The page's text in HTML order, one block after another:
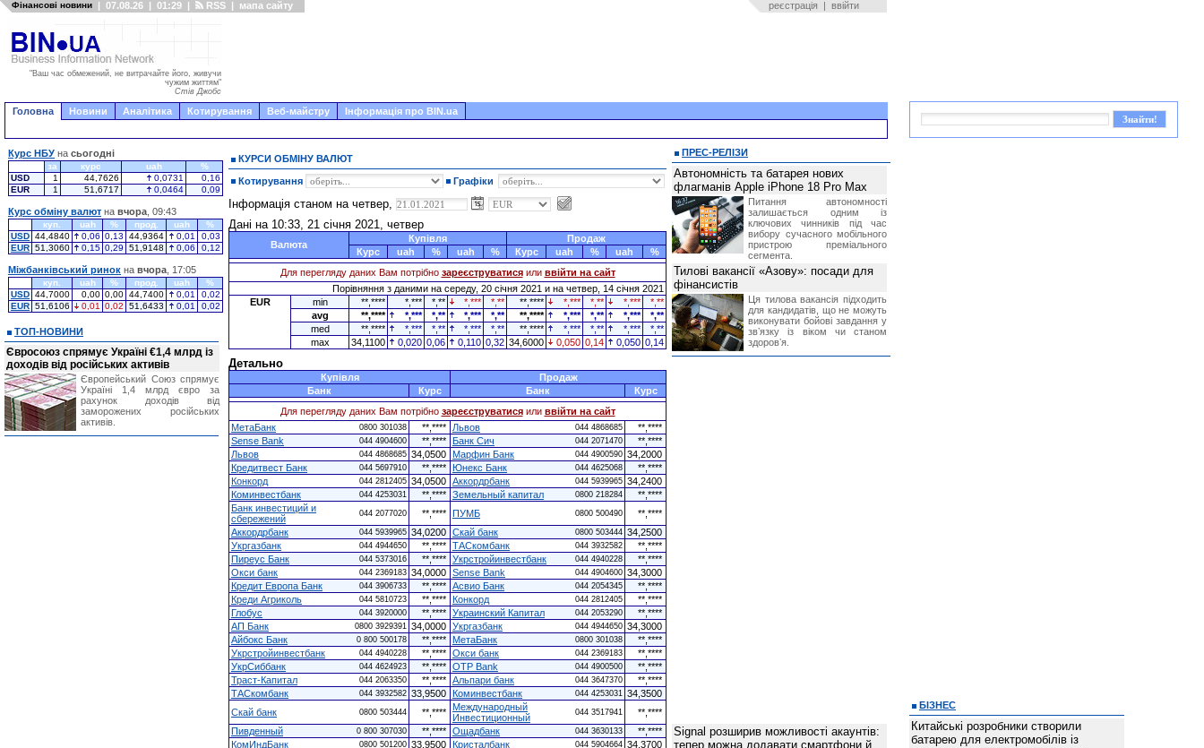
Фінансові новини | 07.08.26 | 01:29 | RSS | мапа сайту реєстрація | ввійти
"Ваш час обмежений, не витрачайте його, живучи
чужим життям"
Стів Джобс
Головна Новини Аналітика Котирування Веб-майстру Інформація про BIN.ua
КУРСИ ОБМІНУ ВАЛЮТ
Котирування Графіки
Інформація станом на четвер,
Дані на 10:33, 21 січня 2021, четвер
Валюта
Купівля
Продаж
Курс
uah % uah % Курс uah % uah
%
Для перегляду даних Вам потрібно зареєструватисяили ввійти на сайт
Порівняння з даними на середу, 20 січня 2021 и на четвер, 14 січня 2021
EUR
min **,**** *,*** *,** *,*** *,** **,**** *,*** *,** *,***
*,**
avg
**,**** *,*** *,** *,*** *,** **,**** *,*** *,** *,***
*,**
med
**,**** *,*** *,** *,*** *,** **,**** *,*** *,** *,***
*,**
max
34,1100 0,020 0,06 0,110 0,32 34,6000 0,050 0,14 0,050 0,14
Детально
Купівля
Продаж
Банк
Курс Банк
Курс
Для перегляду даних Вам потрібно зареєструватисяили ввійти на сайт
МетаБанк
0800 301038 **,**** Львов 044 4868685
**,****
Sense Bank
044 4904600 **,**** Банк Сич 044 2071470
**,****
Львов
044 4868685 34,0500 Марфин Банк 044 4900590 34,2000
Кредитвест Банк
044 5697910 **,**** Юнекс Банк 044 4625068
**,****
Конкорд
044 2812405 34,0500 Аккордрбанк 044 5939965 34,2400
Коминвестбанк
044 4253031 **,**** Земельный капитал 0800 218284
**,****
Банк инвестиций и
сбережений
044 2077020 **,**** ПУМБ 0800 500490
**,****
Аккордрбанк
044 5939965 34,0200 Скай банк 0800 503444 34,2500
Укргазбанк
044 4944650 **,**** ТАСкомбанк 044 3932582
**,****
Пиреус Банк
044 5373016 **,**** Укрстройинвестбанк 044 4940228
**,****
Окси банк
044 2369183 34,0000 Sense Bank 044 4904600 34,3000
Кредит Европа Банк
044 3906733 **,**** Асвио Банк 044 2054345
**,****
Креди Агриколь
044 5810723 **,**** Конкорд 044 2812405
**,****
Глобус
044 3920000 **,**** Украинский Капитал 044 2053290
**,****
АП Банк
0800 3929391 34,0000 Укргазбанк 044 4944650 34,3000
Айбокс Банк
0 800 500178 **,**** МетаБанк 0800 301038
**,****
Укрстройинвестбанк
044 4940228 **,**** Окси банк 044 2369183
**,****
УкрСиббанк
044 4624923 **,**** OTP Bank 044 4900500
**,****
Траст-Капитал
044 2063350 **,**** Альпари банк 044 3647370
**,****
ТАСкомбанк
044 3932582 33,9500 Коминвестбанк 044 4253031 34,3500
Скай банк
0800 503444 **,**** Международный
Инвестиционный
044 3517941
**,****
Пивденный
0 800 307030 **,**** Ощадбанк 044 3630133
**,****
КомИндБанк
0800 501200 33,9500 Кристалбанк 044 5904664 34,3700
Курс НБУ на сьогодні
за курс uah
%
USD
1 44,7626 0,0731
0,16
EUR
1 51,6717 0,0464 0,09
Курс обміну валют на вчора , 09:43
куп. uah % прод. uah
%
USD 44,4840 0,06 0,13 44,9364 0,01
0,03
EUR 51,3060 0,15 0,29 51,9148 0,06 0,12
Міжбанківський ринок на вчора , 17:05
куп. uah % прод. uah
%
USD 44,7000 0,00 0,00 44,7400 0,01
0,02
EUR 51,6106 0,01 0,02 51,6433 0,01 0,02
ТОП-НОВИНИ
Євросоюз спрямує Україні €1,4 млрд із
доходів від російських активів
Європейський Союз спрямує
Україні 1,4 млрд євро за
рахунок доходів від
заморожених російських
активів.
ПРЕС-РЕЛІЗИ
Автономність та батарея нових
флагманів Apple iPhone 18 Pro Max
Питання автономності
залишається одним із
ключових чинників під час
вибору сучасного мобільного
пристрою преміального
сегмента.
Тилові вакансії «Азову»: посади для
фінансистів
Ця тилова вакансія підходить
для кандидатів, що не можуть
виконувати бойові завдання у
звʼязку із віком чи станом
здоровʼя.
Signal розширив можливості акаунтів:
тепер можна додавати смартфони й
БІЗНЕС
Китайські розробники створили
батарею для електромобілів із